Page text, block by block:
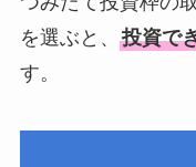
を選ぶと、 投資で
す。